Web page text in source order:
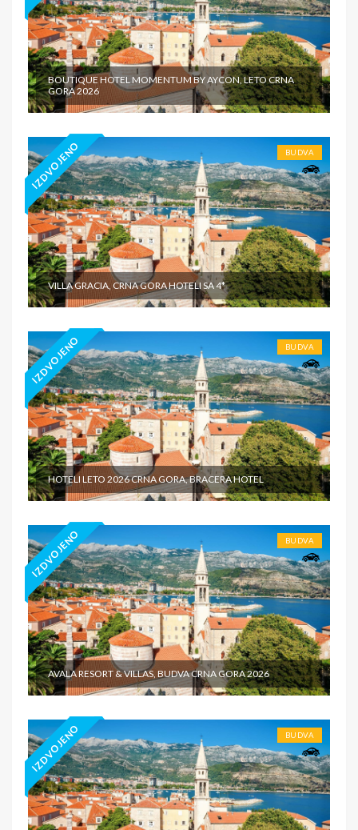
BOUTIQUE HOTEL MOMENTUM BY AYCON, LETO CRNA
GORA 2026
IZDVOJENO BUDVA
VILLA GRACIA, CRNA GORA HOTELI SA 4*
IZDVOJENO BUDVA
HOTELI LETO 2026 CRNA GORA, BRACERA HOTEL
IZDVOJENO BUDVA
AVALA RESORT & VILLAS, BUDVA CRNA GORA 2026
IZDVOJENO BUDVA